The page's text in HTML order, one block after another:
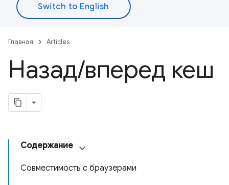
Главная Articles
Назад/вперед кеш
Содержание
Совместимость с браузерами